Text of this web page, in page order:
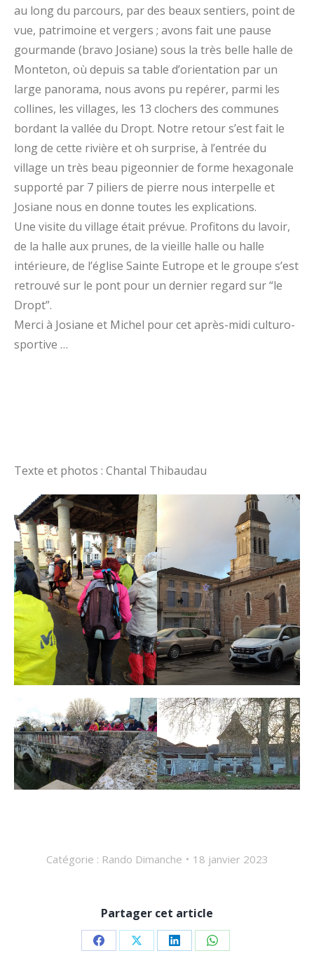
au long du parcours, par des beaux sentiers, point de
vue, patrimoine et vergers ; avons fait une pause
gourmande (bravo Josiane) sous la très belle halle de
Monteton, où depuis sa table d’orientation par un
large panorama, nous avons pu repérer, parmi les
collines, les villages, les 13 clochers des communes
bordant la vallée du Dropt. Notre retour s’est fait le
long de cette rivière et oh surprise, à l’entrée du
village un très beau pigeonnier de forme hexagonale
supporté par 7 piliers de pierre nous interpelle et
Josiane nous en donne toutes les explications.
Une visite du village était prévue. Profitons du lavoir,
de la halle aux prunes, de la vieille halle ou halle
intérieure, de l’église Sainte Eutrope et le groupe s’est
retrouvé sur le pont pour un dernier regard sur “le
Dropt”.
Merci à Josiane et Michel pour cet après-midi culturo-
sportive …
Texte et photos : Chantal Thibaudau
Catégorie : Rando Dimanche 18 janvier 2023
Partager cet article
PartagerPartagerPartagerPartager